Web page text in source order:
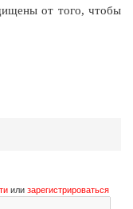
от того, чтобы
или зарегистрироваться